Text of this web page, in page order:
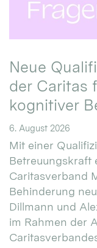
Neue
der Caritas
kognitiver
6. August 2026
Mit einer
Betreuungskraft
Caritasverband
Behinderung
Dillmann und
im Rahmen der